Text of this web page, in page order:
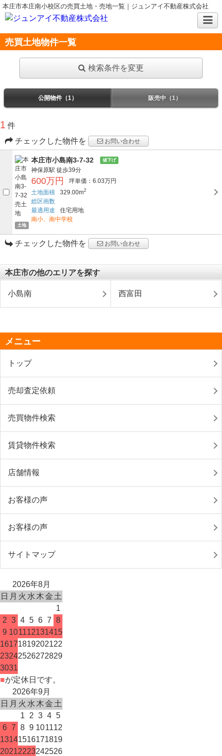
本庄市本庄南小校区の売買土地・売地一覧｜ジュンアイ不動産株式会社
売買土地物件一覧
検索条件を変更
公開物件（1） 販売中（1）
1 件
チェックした物件を
お問い合わせ
土地
本庄市小島南3-7-32 値下げ
神保原駅 徒歩39分
600万円
坪単価：6.03万円
土地面積
329.00m2
総区画数
最適用途
住宅用地
南小、南中学校
チェックした物件を お問い合わせ
本庄市の他のエリアを探す
小島南 西富田
メニュー
トップ
売却査定依頼
売買物件検索
賃貸物件検索
店舗情報
お客様の声
お客様の声
サイトマップ
2026年8月
日 月 火 水 木金 土
1
2 3 4 5 6 7 8
9 101112131415
16171819202122
23242526272829
3031
■が定休日です。
2026年9月
日 月 火 水 木金 土
1
2 3 4 5
6 7 8 9 101112
13141516171819
20212223242526